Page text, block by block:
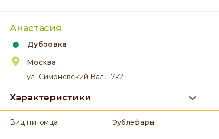
Анастасия
Дубровка
Москва
ул. Симоновский Вал, 17к2
Характеристики
вид питомца Эублефары